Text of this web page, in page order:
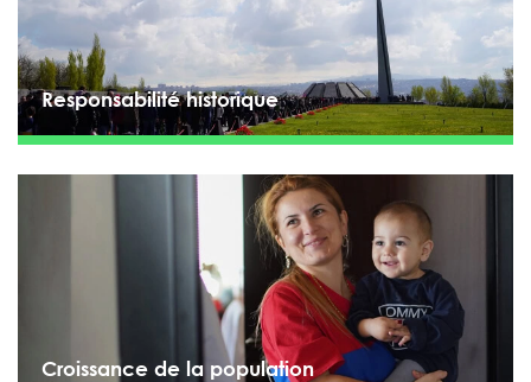
Responsabilité historique
Croissance de la population